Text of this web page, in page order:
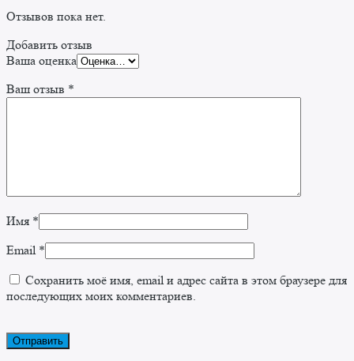
Отзывов пока нет.
Добавить отзыв
Ваша оценка
Ваш отзыв *
Имя *
Email *
Сохранить моё имя, email и адрес сайта в этом браузере для
последующих моих комментариев.